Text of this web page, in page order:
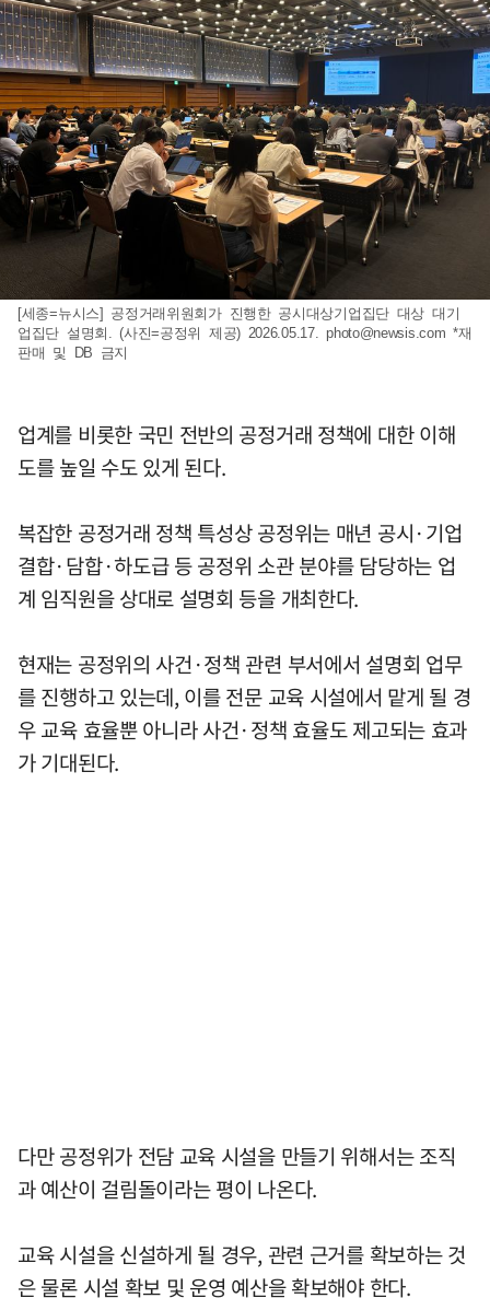
[세종=뉴시스] 공정거래위원회가 진행한 공시대상기업집단 대상 대기
업집단 설명회. (사진=공정위 제공) 2026.05.17.photo@newsis.com *재
판매 및 DB 금지
업계를 비롯한 국민 전반의 공정거래 정책에 대한 이해
도를 높일 수도 있게 된다.
복잡한 공정거래 정책 특성상 공정위는 매년 공시·기업
결합·담합·하도급 등 공정위 소관 분야를 담당하는 업
계 임직원을 상대로 설명회 등을 개최한다.
현재는 공정위의 사건·정책 관련 부서에서 설명회 업무
를 진행하고 있는데, 이를 전문 교육 시설에서 맡게 될 경
우 교육 효율뿐 아니라 사건·정책 효율도 제고되는 효과
가 기대된다.
다만 공정위가 전담 교육 시설을 만들기 위해서는 조직
과 예산이 걸림돌이라는 평이 나온다.
교육 시설을 신설하게 될 경우, 관련 근거를 확보하는 것
은 물론 시설 확보 및 운영 예산을 확보해야 한다.